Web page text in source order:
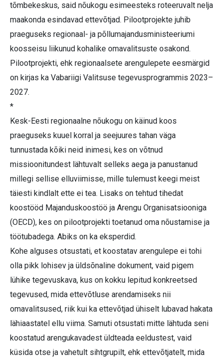
tõmbekeskus, said nõukogu esimeesteks roteeruvalt nelja
maakonda esindavad ettevõtjad. Pilootprojekte juhib
praeguseks regionaal- ja põllumajandusministeeriumi
koosseisu liikunud kohalike omavalitsuste osakond.
Pilootprojekti, ehk regionaalsete arengulepete eesmärgid
on kirjas ka Vabariigi Valitsuse tegevusprogrammis 2023–
2027.
*
Kesk-Eesti regionaalne nõukogu on käinud koos
praeguseks kuuel korral ja seejuures tahan väga
tunnustada kõiki neid inimesi, kes on võtnud
missioonitundest lähtuvalt selleks aega ja panustanud
millegi sellise elluviimisse, mille tulemust keegi meist
täiesti kindlalt ette ei tea. Lisaks on tehtud tihedat
koostööd Majanduskoostöö ja Arengu Organisatsiooniga
(OECD), kes on pilootprojekti toetanud oma nõustamise ja
töötubadega. Abiks on ka eksperdid.
Kohe alguses otsustati, et koostatav arengulepe ei tohi
olla pikk lohisev ja üldsõnaline dokument, vaid pigem
lühike tegevuskava, kus on kokku lepitud konkreetsed
tegevused, mida ettevõtluse arendamiseks nii
omavalitsused, riik kui ka ettevõtjad ühiselt lubavad hakata
lähiaastatel ellu viima. Samuti otsustati mitte lähtuda seni
koostatud arengukavadest üldteada eeldustest, vaid
küsida otse ja vahetult sihtgrupilt, ehk ettevõtjatelt, mida